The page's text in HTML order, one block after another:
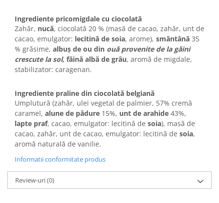
Baton Cookie congelat
Cheesecake congelat
Horeca
Faina Profesionala
Fursecuri vrac
Cadouri
Pachete Cadou
Cozonac Wine Collection
Vinuri Casa Isarescu
Accesorii Boromir
Dulciurile Feleacul
Glucoza
Halva
Ingrediente pricomigdale cu ciocolată
Zahăr, nucă, ciocolată 20 % (masă de cacao, zahăr, unt de
cacao, emulgator: lecitină de soia, arome), smântână 35
% grăsime, albuș de ou din ouă provenite de la găini
crescute la sol, făină albă de grâu, aromă de migdale,
stabilizator: caragenan.
Ingrediente praline din ciocolată belgiană
Umplutură (zahăr, ulei vegetal de palmier, 57% cremă
caramel, alune de pădure 15%, unt de arahide 43%,
lapte praf, cacao, emulgator: lecitină de soia), masă de
cacao, zahăr, unt de cacao, emulgator: lecitină de soia,
aromă naturală de vanilie.
Informatii conformitate produs
Review-uri(0)